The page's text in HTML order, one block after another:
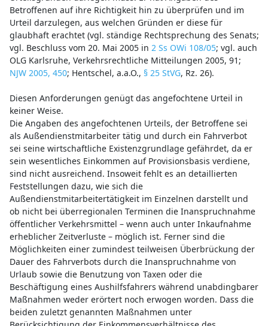
Betroffenen auf ihre Richtigkeit hin zu überprüfen und im
Urteil darzulegen, aus welchen Gründen er diese für
glaubhaft erachtet (vgl. ständige Rechtsprechung des Senats;
vgl. Beschluss vom 20. Mai 2005 in 2 Ss OWi 108/05; vgl. auch
OLG Karlsruhe, Verkehrsrechtliche Mitteilungen 2005, 91;
NJW 2005, 450; Hentschel, a.a.O., § 25 StVG, Rz. 26).
Diesen Anforderungen genügt das angefochtene Urteil in
keiner Weise.
Die Angaben des angefochtenen Urteils, der Betroffene sei
als Außendienstmitarbeiter tätig und durch ein Fahrverbot
sei seine wirtschaftliche Existenzgrundlage gefährdet, da er
sein wesentliches Einkommen auf Provisionsbasis verdiene,
sind nicht ausreichend. Insoweit fehlt es an detaillierten
Feststellungen dazu, wie sich die
Außendienstmitarbeitertätigkeit im Einzelnen darstellt und
ob nicht bei überregionalen Terminen die Inanspruchnahme
öffentlicher Verkehrsmittel – wenn auch unter Inkaufnahme
erheblicher Zeitverluste – möglich ist. Ferner sind die
Möglichkeiten einer zumindest teilweisen Überbrückung der
Dauer des Fahrverbots durch die Inanspruchnahme von
Urlaub sowie die Benutzung von Taxen oder die
Beschäftigung eines Aushilfsfahrers während unabdingbarer
Maßnahmen weder erörtert noch erwogen worden. Dass die
beiden zuletzt genannten Maßnahmen unter